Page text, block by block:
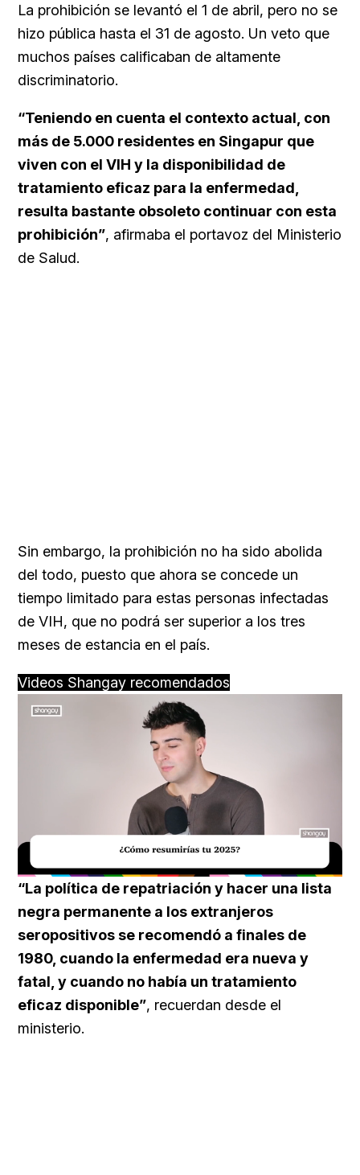
La prohibición se levantó el 1 de abril, pero no se
hizo pública hasta el 31 de agosto. Un veto que
muchos países calificaban de altamente
discriminatorio.
“Teniendo en cuenta el contexto actual, con
más de 5.000 residentes en Singapur que
viven con el VIH y la disponibilidad de
tratamiento eficaz para la enfermedad,
resulta bastante obsoleto continuar con esta
prohibición”, afirmaba el portavoz del Ministerio
de Salud.
Sin embargo, la prohibición no ha sido abolida
del todo, puesto que ahora se concede un
tiempo limitado para estas personas infectadas
de VIH, que no podrá ser superior a los tres
meses de estancia en el país.
Videos Shangay recomendados
Unmute Loaded:
29.95%
“La política de repatriación y hacer una lista
negra permanente a los extranjeros
seropositivos se recomendó a finales de
1980, cuando la enfermedad era nueva y
fatal, y cuando no había un tratamiento
eficaz disponible”, recuerdan desde el
ministerio.